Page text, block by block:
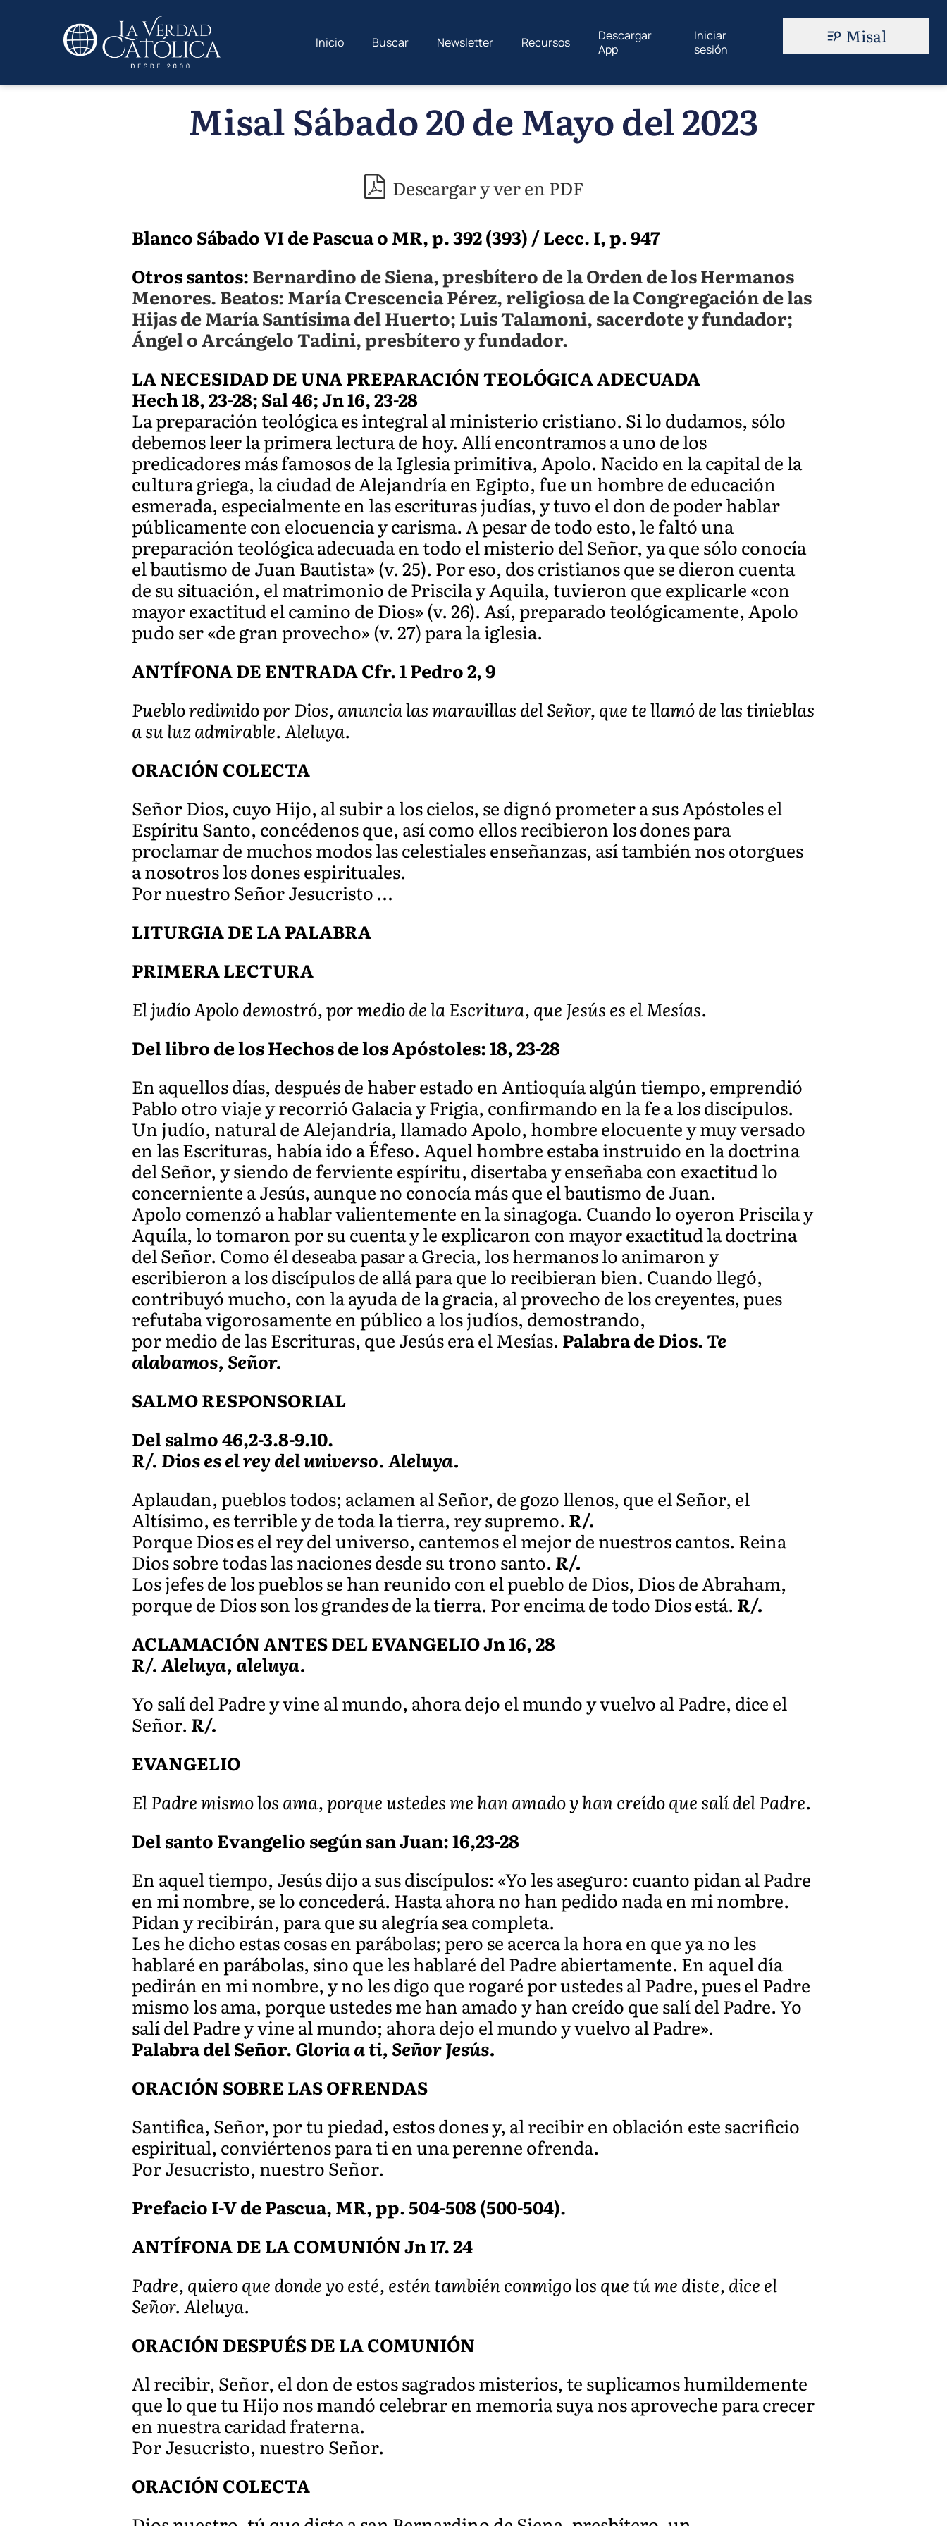
Inicio Buscar Newsletter Recursos
Descargar
App
Iniciar
sesión
Misal
Misal Sábado 20 de Mayo del 2023
Descargar y ver en PDF
Blanco Sábado VI de Pascua o MR, p. 392 (393) / Lecc. I, p. 947
Otros santos:Bernardino de Siena, presbítero de la Orden de los Hermanos
Menores. Beatos: María Crescencia Pérez, religiosa de la Congregación de las
Hijas de María Santísima del Huerto; Luis Talamoni, sacerdote y fundador;
Ángel o Arcángelo Tadini, presbítero y fundador.
LA NECESIDAD DE UNA PREPARACIÓN TEOLÓGICA ADECUADA
Hech 18, 23-28; Sal 46; Jn 16, 23-28
La preparación teológica es integral al ministerio cristiano. Si lo dudamos, sólo
debemos leer la primera lectura de hoy. Allí encontramos a uno de los
predicadores más famosos de la Iglesia primitiva, Apolo. Nacido en la capital de la
cultura griega, la ciudad de Alejandría en Egipto, fue un hombre de educación
esmerada, especialmente en las escrituras judías, y tuvo el don de poder hablar
públicamente con elocuencia y carisma. A pesar de todo esto, le faltó una
preparación teológica adecuada en todo el misterio del Señor, ya que sólo conocía
el bautismo de Juan Bautista» (v. 25). Por eso, dos cristianos que se dieron cuenta
de su situación, el matrimonio de Priscila y Aquila, tuvieron que explicarle «con
mayor exactitud el camino de Dios» (v. 26). Así, preparado teológicamente, Apolo
pudo ser «de gran provecho» (v. 27) para la iglesia.
ANTÍFONA DE ENTRADA Cfr. 1 Pedro 2, 9
Pueblo redimido por Dios, anuncia las maravillas del Señor, que te llamó de las tinieblas
a su luz admirable. Aleluya.
ORACIÓN COLECTA
Señor Dios, cuyo Hijo, al subir a los cielos, se dignó prometer a sus Apóstoles el
Espíritu Santo, concédenos que, así como ellos recibieron los dones para
proclamar de muchos modos las celestiales enseñanzas, así también nos otorgues
a nosotros los dones espirituales.
Por nuestro Señor Jesucristo …
LITURGIA DE LA PALABRA
PRIMERA LECTURA
El judío Apolo demostró, por medio de la Escritura, que Jesús es el Mesías.
Del libro de los Hechos de los Apóstoles: 18, 23-28
En aquellos días, después de haber estado en Antioquía algún tiempo, emprendió
Pablo otro viaje y recorrió Galacia y Frigia, confirmando en la fe a los discípulos.
Un judío, natural de Alejandría, llamado Apolo, hombre elocuente y muy versado
en las Escrituras, había ido a Éfeso. Aquel hombre estaba instruido en la doctrina
del Señor, y siendo de ferviente espíritu, disertaba y enseñaba con exactitud lo
concerniente a Jesús, aunque no conocía más que el bautismo de Juan.
Apolo comenzó a hablar valientemente en la sinagoga. Cuando lo oyeron Priscila y
Aquíla, lo tomaron por su cuenta y le explicaron con mayor exactitud la doctrina
del Señor. Como él deseaba pasar a Grecia, los hermanos lo animaron y
escribieron a los discípulos de allá para que lo recibieran bien. Cuando llegó,
contribuyó mucho, con la ayuda de la gracia, al provecho de los creyentes, pues
refutaba vigorosamente en público a los judíos, demostrando,
por medio de las Escrituras, que Jesús era el Mesías. Palabra de Dios.Te
alabamos, Señor.
SALMO RESPONSORIAL
Del salmo 46,2-3.8-9.10.
R/. Dios es el rey del universo. Aleluya.
Aplaudan, pueblos todos; aclamen al Señor, de gozo llenos, que el Señor, el
Altísimo, es terrible y de toda la tierra, rey supremo.R/.
Porque Dios es el rey del universo, cantemos el mejor de nuestros cantos. Reina
Dios sobre todas las naciones desde su trono santo.R/.
Los jefes de los pueblos se han reunido con el pueblo de Dios, Dios de Abraham,
porque de Dios son los grandes de la tierra. Por encima de todo Dios está.R/.
ACLAMACIÓN ANTES DEL EVANGELIO Jn 16, 28
R/. Aleluya, aleluya.
Yo salí del Padre y vine al mundo, ahora dejo el mundo y vuelvo al Padre, dice el
Señor.R/.
EVANGELIO
El Padre mismo los ama, porque ustedes me han amado y han creído que salí del Padre.
Del santo Evangelio según san Juan: 16,23-28
En aquel tiempo, Jesús dijo a sus discípulos: «Yo les aseguro: cuanto pidan al Padre
en mi nombre, se lo concederá. Hasta ahora no han pedido nada en mi nombre.
Pidan y recibirán, para que su alegría sea completa.
Les he dicho estas cosas en parábolas; pero se acerca la hora en que ya no les
hablaré en parábolas, sino que les hablaré del Padre abiertamente. En aquel día
pedirán en mi nombre, y no les digo que rogaré por ustedes al Padre, pues el Padre
mismo los ama, porque ustedes me han amado y han creído que salí del Padre. Yo
salí del Padre y vine al mundo; ahora dejo el mundo y vuelvo al Padre».
Palabra del Señor.Gloria a ti, Señor Jesús.
ORACIÓN SOBRE LAS OFRENDAS
Santifica, Señor, por tu piedad, estos dones y, al recibir en oblación este sacrificio
espiritual, conviértenos para ti en una perenne ofrenda.
Por Jesucristo, nuestro Señor.
Prefacio I-V de Pascua, MR, pp. 504-508 (500-504).
ANTÍFONA DE LA COMUNIÓN Jn 17. 24
Padre, quiero que donde yo esté, estén también conmigo los que tú me diste, dice el
Señor. Aleluya.
ORACIÓN DESPUÉS DE LA COMUNIÓN
Al recibir, Señor, el don de estos sagrados misterios, te suplicamos humildemente
que lo que tu Hijo nos mandó celebrar en memoria suya nos aproveche para crecer
en nuestra caridad fraterna.
Por Jesucristo, nuestro Señor.
ORACIÓN COLECTA